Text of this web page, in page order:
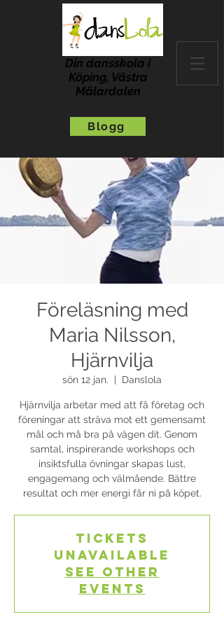
Din dansskola i
Köping, Västra
Mälardalen
Blogg
Föreläsning med
Maria Nilsson,
Hjärnvilja
sön 12 jan. Danslola
Hjärnvilja arbetar med att få företag och
föreningar att sträva mot ett gemensamt
mål och må bra på vägen dit. Genom
samtal, inspirerande workshops och
insiktsfulla övningar skapas lust,
engagemang och välmående. Bättre
resultat och mer energi får ni på köpet.
Tickets
Unavailable
See other
events